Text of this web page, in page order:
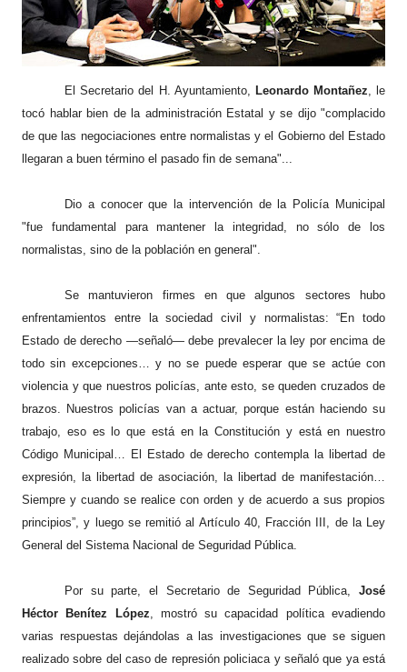
El Secretario del H. Ayuntamiento, Leonardo Montañez, le
tocó hablar bien de la administración Estatal y se dijo "complacido
de que las negociaciones entre normalistas y el Gobierno del Estado
llegaran a buen término el pasado fin de semana"...
Dio a conocer que la intervención de la Policía Municipal
"fue fundamental para mantener la integridad, no sólo de los
normalistas, sino de la población en general".
Se mantuvieron firmes en que algunos sectores hubo
enfrentamientos entre la sociedad civil y normalistas:“En todo
Estado de derecho —señaló— debe prevalecer la ley por encima de
todo sin excepciones… y no se puede esperar que se actúe con
violencia y que nuestros policías, ante esto, se queden cruzados de
brazos. Nuestros policías van a actuar, porque están haciendo su
trabajo, eso es lo que está en la Constitución y está en nuestro
Código Municipal… El Estado de derecho contempla la libertad de
expresión, la libertad de asociación, la libertad de manifestación…
Siempre y cuando se realice con orden y de acuerdo a sus propios
principios”, y luego se remitió al Artículo 40, Fracción III, de la Ley
General del Sistema Nacional de Seguridad Pública.
Por su parte, el Secretario de Seguridad Pública, José
Héctor Benítez López, mostró su capacidad política evadiendo
varias respuestas dejándolas a las investigaciones que se siguen
realizado sobre del caso de represión policiaca y señaló que ya está